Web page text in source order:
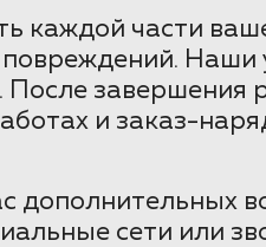
каждой части
Наши
После
и заказ-
дополнительных
сети или